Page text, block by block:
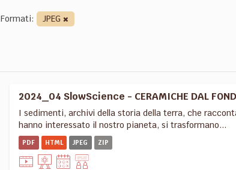
Formati: JPEG
2024_04 SlowScience - CERAMICHE DAL
I sedimenti, archivi della storia della terra, che
hanno interessato il nostro pianeta, si trasformano...
PDF HTML JPEG ZIP